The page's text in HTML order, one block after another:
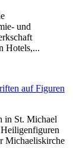
und
Hotels,...
auf Figuren
in St. Michael
Michaeliskirche